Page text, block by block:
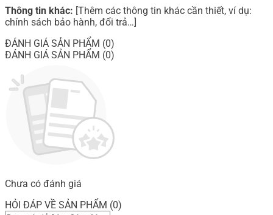
Thông tin khác: [Thêm các thông tin khác cần thiết, ví dụ:
chính sách bảo hành, đổi trả…]
ĐÁNH GIÁ SẢN PHẨM (0)
ĐÁNH GIÁ SẢN PHẨM (0)
Chưa có đánh giá
HỎI ĐÁP VỀ SẢN PHẨM (0)